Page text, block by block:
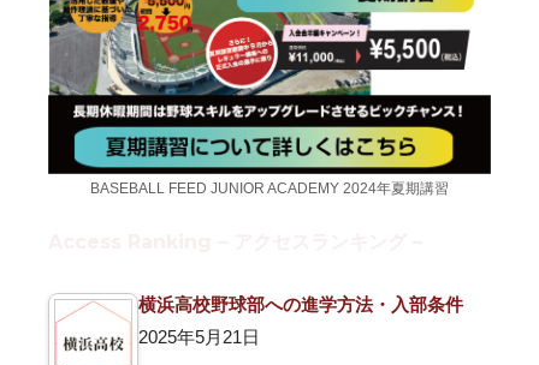
BASEBALL FEED JUNIOR ACADEMY 2024年夏期講習
横浜高校野球部への進学方法・入部条件
2025年5月21日